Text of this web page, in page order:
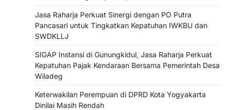
Jasa Raharja Perkuat Sinergi dengan PO Putra
Pancasari untuk Tingkatkan Kepatuhan IWKBU dan
SWDKLLJ
SIGAP Instansi di Gunungkidul, Jasa Raharja Perkuat
Kepatuhan Pajak Kendaraan Bersama Pemerintah Desa
Wiladeg
Keterwakilan Perempuan di DPRD Kota Yogyakarta
Dinilai Masih Rendah